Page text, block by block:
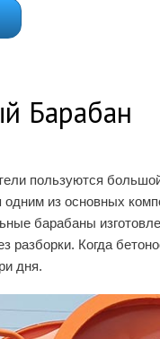
Барабан
пользуются
из основных
барабаны
разборки. Когда
дня.